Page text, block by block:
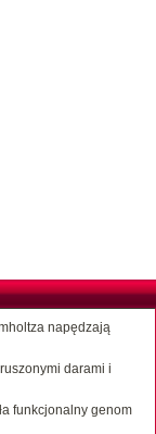
napędzają
darami i
funkcjonalny genom